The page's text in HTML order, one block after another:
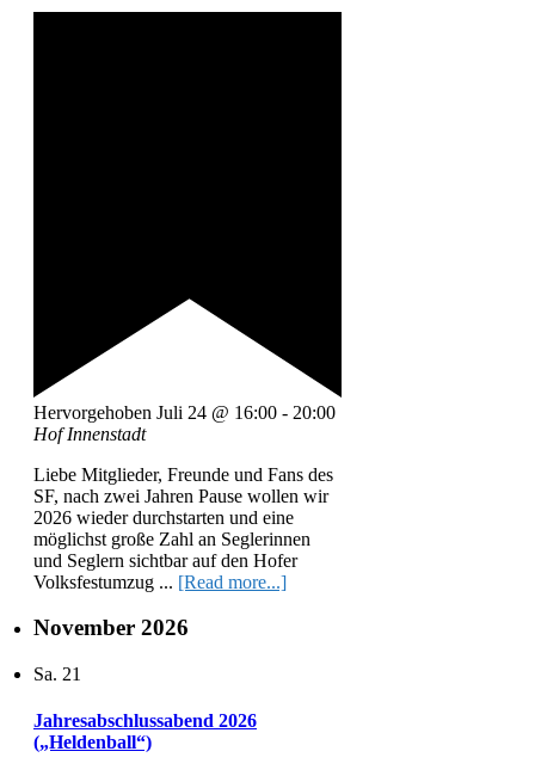
Hervorgehoben Juli 24 @ 16:00 - 20:00
Hof Innenstadt
Liebe Mitglieder, Freunde und Fans des
SF, nach zwei Jahren Pause wollen wir
2026 wieder durchstarten und eine
möglichst große Zahl an Seglerinnen
und Seglern sichtbar auf den Hofer
Volksfestumzug ... [Read more...]
November 2026
Sa. 21
Jahresabschlussabend 2026
(„Heldenball“)